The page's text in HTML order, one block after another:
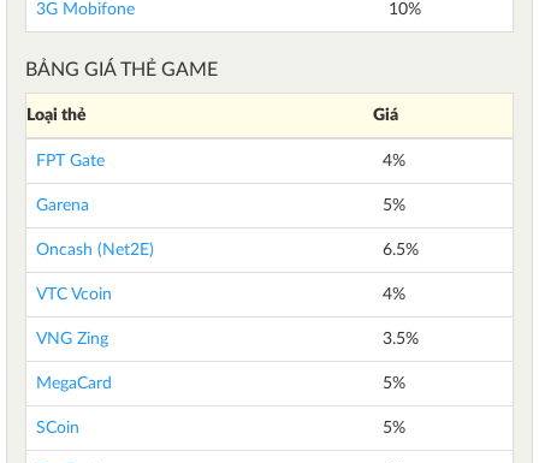
3G Mobifone 10%
BẢNG GIÁ THẺ GAME
Loại thẻ Giá
FPT Gate 4%
Garena 5%
Oncash (Net2E) 6.5%
VTC Vcoin 4%
VNG Zing 3.5%
MegaCard 5%
SCoin 5%